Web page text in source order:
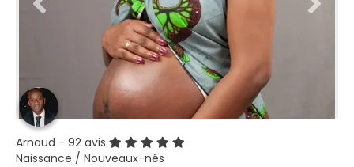
Arnaud - 92 avis
Naissance / Nouveaux-nés